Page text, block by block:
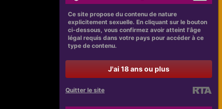
Ce site propose du contenu de nature
explicitement sexuelle. En cliquant sur le bouton
ci-dessous, vous confirmez avoir atteint l'âge
légal requis dans votre pays pour accéder à ce
type de contenu.
J'ai 18 ans ou plus
Quitter le site